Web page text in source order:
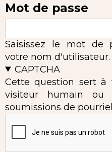
Mot de passe
Saisissez le mot de
votre nom d'utilisateur.
CAPTCHA
Cette question sert à
visiteur humain
soumissions de